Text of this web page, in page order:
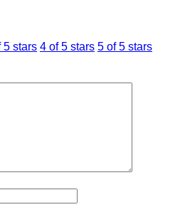
5 stars 4 of 5 stars 5 of 5 stars